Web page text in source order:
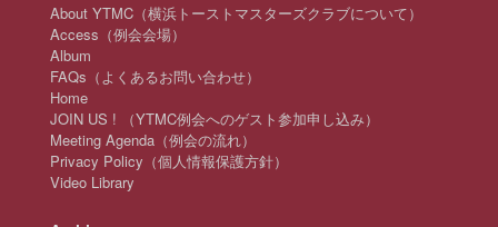
About YTMC（横浜トーストマスターズクラブについて）
Access（例会会場）
Album
FAQs（よくあるお問い合わせ）
Home
JOIN US ! （YTMC例会へのゲスト参加申し込み）
Meeting Agenda（例会の流れ）
Privacy Policy（個人情報保護方針）
Video Library